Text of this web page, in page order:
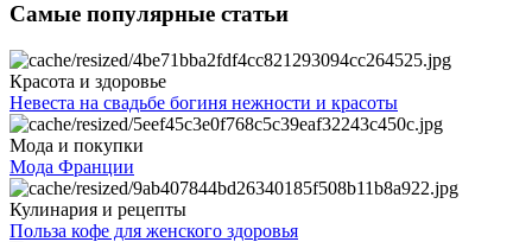
Самые популярные статьи
Красота и здоровье
Невеста на свадьбе богиня нежности и красоты
Мода и покупки
Мода Франции
Кулинария и рецепты
Польза кофе для женского здоровья